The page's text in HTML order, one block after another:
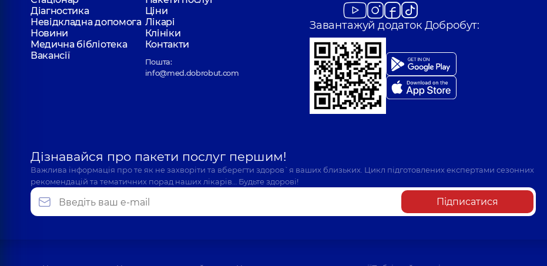
Діагностика
Ціни
Невідкладна допомога Лікарі
Новини
Клініки
Медична бібліотека
Контакти
Вакансії
Пошта:
info@med.dobrobut.com
Завантажуй додаток Добробут:
Дізнавайся про пакети послуг першим!
Важлива інформація про те як не захворіти та вберегти здоров`я ваших близьких. Цикл підготовлених експертами сезонних
рекомендацій та тематичних порад наших лікарів… Будьте здорові!
Підписатися